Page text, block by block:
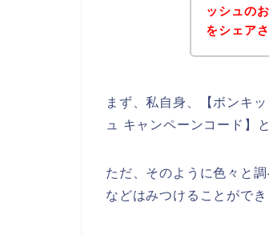
ッシュの
をシェア
まず、私自身、【ボンキ
ュ キャンペーンコード】
ただ、そのように色々と
などはみつけることができ